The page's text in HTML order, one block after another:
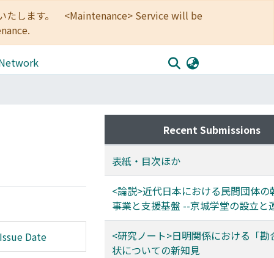
たします。 <Maintenance> Service will be
Date
Recent Submissions
表紙・目次ほか
<論説>近代日本における民間団体の
事業と支援基盤 --京城学堂の設立と
<研究ノート>日明関係における「勘
状についての新知見